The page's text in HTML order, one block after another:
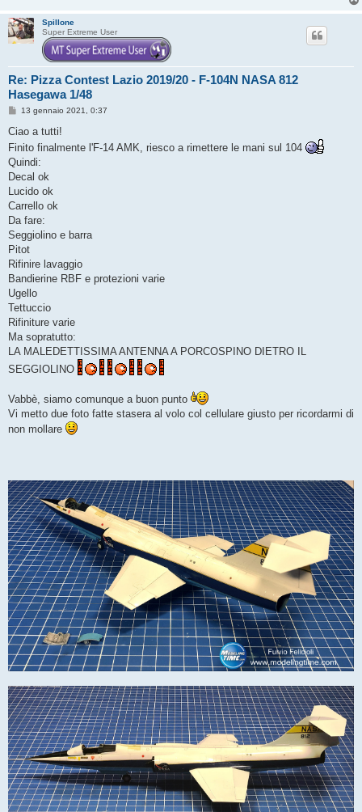
Spillone
Super Extreme User
Re: Pizza Contest Lazio 2019/20 - F-104N NASA 812
Hasegawa 1/48
M
s
a
g
g
i
13 gennaio 2021, 0:37
Ciao a tutti!
Finito finalmente l'F-14 AMK, riesco a rimettere le mani sul 104
Quindi:
Decal ok
Lucido ok
Carrello ok
Da fare:
Seggiolino e barra
Pitot
Rifinire lavaggio
Bandierine RBF e protezioni varie
Ugello
Tettuccio
Rifiniture varie
Ma sopratutto:
LA MALEDETTISSIMA ANTENNA A PORCOSPINO DIETRO IL
SEGGIOLINO
Vabbè, siamo comunque a buon punto
Vi metto due foto fatte stasera al volo col cellulare giusto per ricordarmi di
non mollare